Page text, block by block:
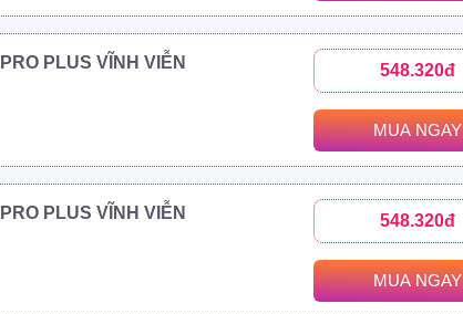
PLUS VĨNH VIỄN 548.320đ
MUA NGAY
PLUS VĨNH VIỄN 548.320đ
MUA NGAY